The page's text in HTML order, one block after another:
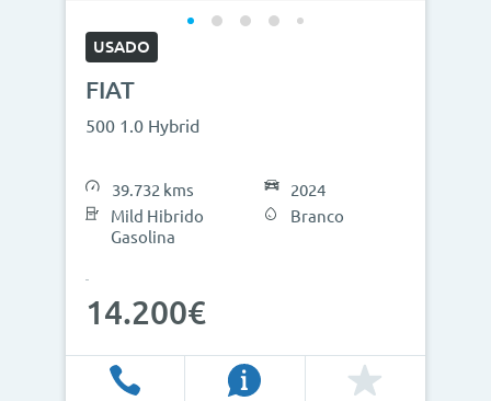
USADO
FIAT
500 1.0 Hybrid
39.732 kms
Mild Hibrido
Gasolina
2024
Branco
14.200€